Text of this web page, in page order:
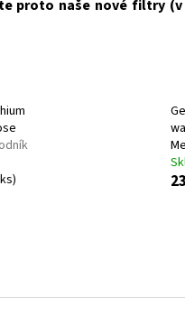
proto naše nové filtry